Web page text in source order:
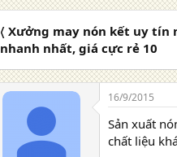
〈 Xưởng may nón kết uy
nhanh nhất, giá cực rẻ 10
16/9/2015
Sản xuất
chất liệu